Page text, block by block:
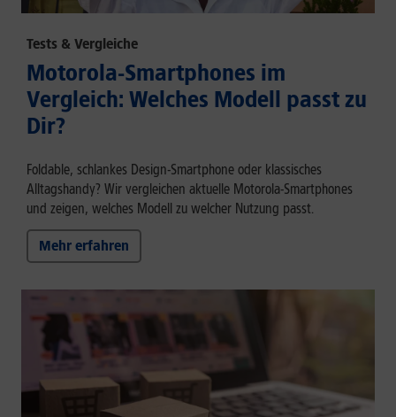
Tests & Vergleiche
Motorola-Smartphones im
Vergleich: Welches Modell passt zu
Dir?
Foldable, schlankes Design-Smartphone oder klassisches
Alltagshandy? Wir vergleichen aktuelle Motorola-Smartphones
und zeigen, welches Modell zu welcher Nutzung passt.
Mehr erfahren